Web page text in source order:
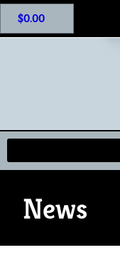
$0.00
News